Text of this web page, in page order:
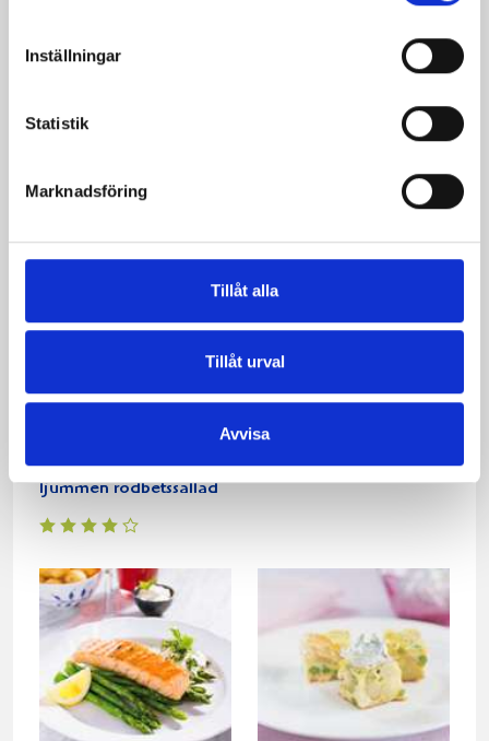
Inställningar
Statistik
Marknadsföring
Tillåt alla
Tillåt urval
Avvisa
Potatisformar med
Frittata med räkor,
färskpotatis och
ljummen rödbetssallad